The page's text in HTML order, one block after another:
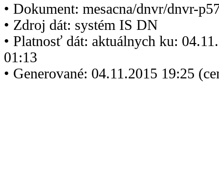
• Dokument: mesacna/dnvr/dnvr-
• Zdroj dát: systém IS DN
• Platnosť dát: aktuálnych ku:
01:13
• Generované: 04.11.2015 19:25